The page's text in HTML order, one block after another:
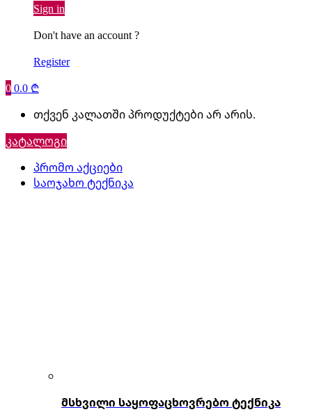
Sign in
Don't have an account ?
Register
00.0 ₾
თქვენ კალათში პროდუქტები არ არის.
კატალოგი
პრომო აქციები
საოჯახო ტექნიკა
მსხვილი საყოფაცხოვრებო ტექნიკა